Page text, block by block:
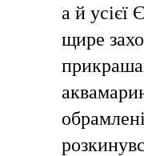
а й усієї
щире